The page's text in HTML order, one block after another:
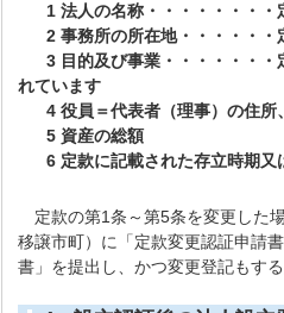
1 法人の名称・・・・・・・・
2 事務所の所在地・・・・・・
3 目的及び事業・・・・・・・
れています
4 役員＝代表者（理事）の住所
5 資産の総額 （
6 定款に記載された存立時期又
定款の第1条～第5条を変更した
移譲市町）に「定款変更認証申請
書」を提出し、かつ変更登記もす